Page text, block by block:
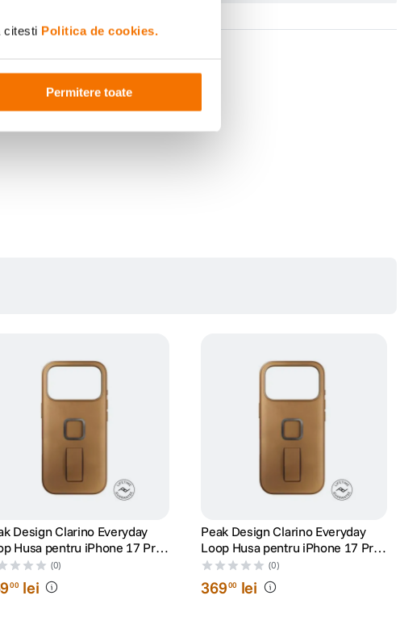
citesti Politica de cookies.
Permitere toate
Design Clarino Everyday
Husa pentru iPhone 17 Pro
Bronz
(0)
00 lei
Peak Design Clarino Everyday
Loop Husa pentru iPhone 17 Pro
Bronz
(0)
36900 lei